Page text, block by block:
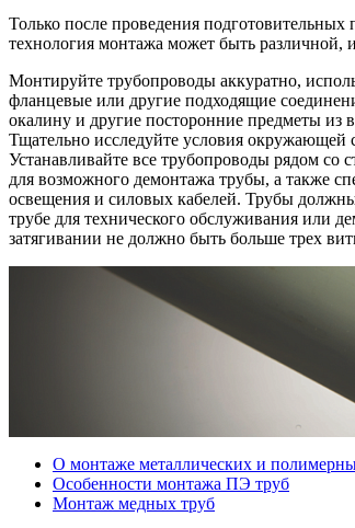
Только после проведения
технология монтажа может быть различной,
Монтируйте трубопроводы аккуратно,
фланцевые или другие подходящие
окалину и другие посторонние предметы из
Тщательно исследуйте условия окружающей
Устанавливайте все трубопроводы рядом
для возможного демонтажа трубы, а также
освещения и силовых кабелей. Трубы должны
трубе для технического обслуживания или
затягивании не должно быть больше трех
О монтаже металлических и
Особенности монтажа ПЭ труб
Монтаж медных труб